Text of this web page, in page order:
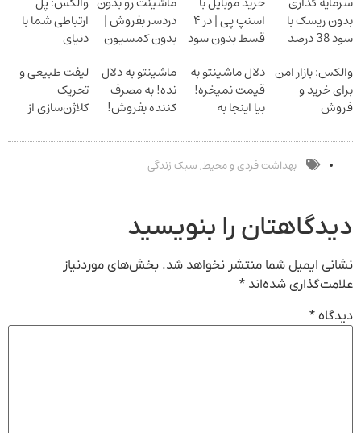
بدون ریسک با
سود 38 درصد
اسنپ پی | در ۴
قسط بدون سود
دردسر بفروش |
بدون کمسیون
ارتباطی شما با
دنیای
دیجیتال
والکس: بازار امن
برای خرید و
فروش
دیجیتال
دلال ماشینتو به
قیمت نمیخره!
بیا اینجا به
بفروش*فقط
خریدار واقعی*
ماشینتو به دلال
نده! به مصرف
کننده بفروش!
یک تماس
لیفت طبیعی و
تحریک
کلاژن‌سازی از
24ماه ماندگاری
بهداشت فردی و محیط, سبک زندگی
دیدگاهتان را بنویسید
نشانی ایمیل شما منتشر نخواهد شد. بخش‌های موردنیاز
علامت‌گذاری شده‌اند *
دیدگاه *